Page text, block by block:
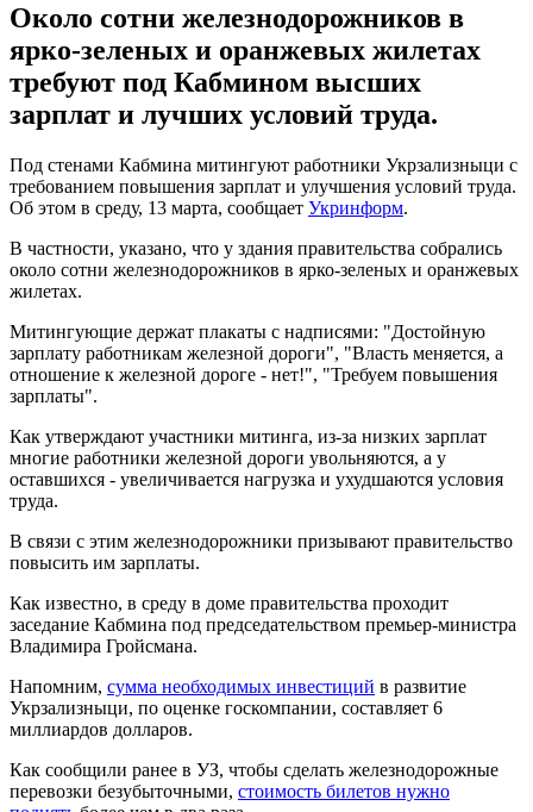
Около сотни железнодорожников в
ярко-зеленых и оранжевых жилетах
требуют под Кабмином высших
зарплат и лучших условий труда.
Под стенами Кабмина митингуют работники Укрзализныци с
требованием повышения зарплат и улучшения условий труда.
Об этом в среду, 13 марта, сообщает Укринформ.
В частности, указано, что у здания правительства собрались
около сотни железнодорожников в ярко-зеленых и оранжевых
жилетах.
Митингующие держат плакаты с надписями: "Достойную
зарплату работникам железной дороги", "Власть меняется, а
отношение к железной дороге - нет!", "Требуем повышения
зарплаты".
Как утверждают участники митинга, из-за низких зарплат
многие работники железной дороги увольняются, а у
оставшихся - увеличивается нагрузка и ухудшаются условия
труда.
В связи с этим железнодорожники призывают правительство
повысить им зарплаты.
Как известно, в среду в доме правительства проходит
заседание Кабмина под председательством премьер-министра
Владимира Гройсмана.
Напомним, сумма необходимых инвестиций в развитие
Укрзализныци, по оценке госкомпании, составляет 6
миллиардов долларов.
Как сообщили ранее в УЗ, чтобы сделать железнодорожные
перевозки безубыточными, стоимость билетов нужно